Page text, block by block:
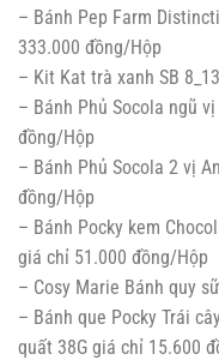
– Bánh Pep Farm
333.000 đồng/Hộp
– Kit Kat trà xanh SB
– Bánh Phủ Socola ngũ
đồng/Hộp
– Bánh Phủ Socola 2 vị
đồng/Hộp
– Bánh Pocky kem
giá chỉ 51.000 đồng/Hộp
– Cosy Marie Bánh quy
– Bánh que Pocky Trái
quất 38G giá chỉ 15.600